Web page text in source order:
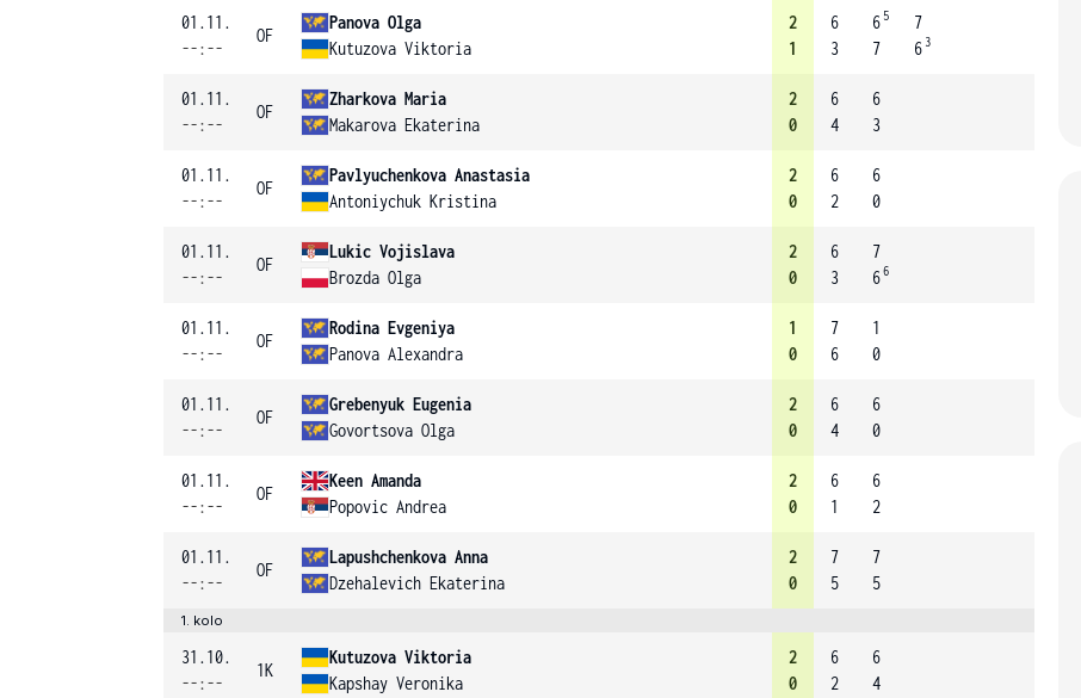
01.11.
--:--
OF
Panova Olga
Kutuzova Viktoria
2
1
6
3
6 5
7
7
6 3
01.11.
--:--
OF
Zharkova Maria
Makarova Ekaterina
2
0
6
4
6
3
01.11.
--:--
OF
Pavlyuchenkova Anastasia
Antoniychuk Kristina
2
0
6
2
6
0
01.11.
--:--
OF
Lukic Vojislava
Brozda Olga
2
0
6
3
7
66
01.11.
--:--
OF
Rodina Evgeniya
Panova Alexandra
1
0
7
6
1
0
01.11.
--:--
OF
Grebenyuk Eugenia
Govortsova Olga
2
0
6
4
6
0
01.11.
--:--
OF
Keen Amanda
Popovic Andrea
2
0
6
1
6
2
01.11.
--:--
OF
Lapushchenkova Anna
Dzehalevich Ekaterina
2
0
7
5
7
5
1. kolo
31.10.
--:--
1K
Kutuzova Viktoria
Kapshay Veronika
2
0
6
2
6
4